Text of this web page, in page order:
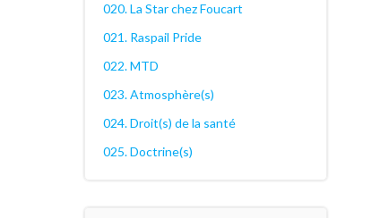
020. La Star chez Foucart
021. Raspail Pride
022. MTD
023. Atmosphère(s)
024. Droit(s) de la santé
025. Doctrine(s)